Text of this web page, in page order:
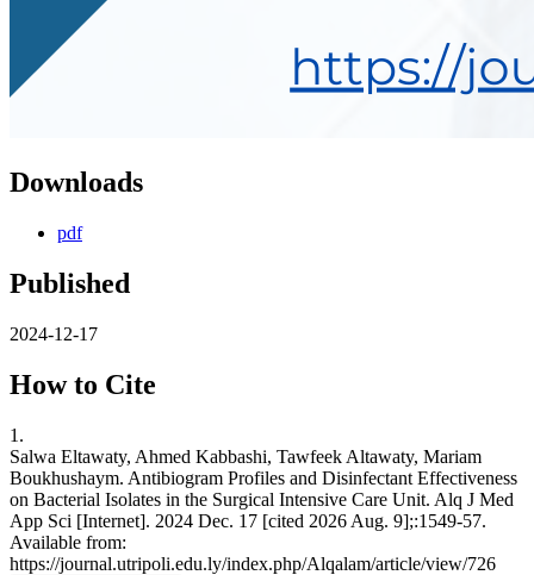
Downloads
pdf
Published
2024-12-17
How to Cite
1.
Salwa Eltawaty, Ahmed Kabbashi, Tawfeek Altawaty, Mariam
Boukhushaym. Antibiogram Profiles and Disinfectant Effectiveness
on Bacterial Isolates in the Surgical Intensive Care Unit. Alq J Med
App Sci [Internet]. 2024 Dec. 17 [cited 2026 Aug. 9];:1549-57.
Available from:
https://journal.utripoli.edu.ly/index.php/Alqalam/article/view/726